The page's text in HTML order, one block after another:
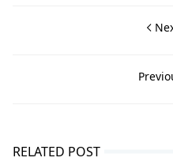
RELATED POST